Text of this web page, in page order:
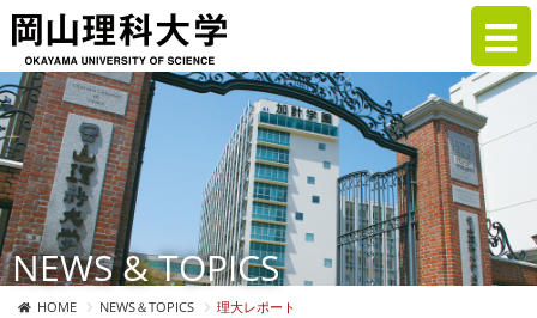
NEWS & TOPICS
HOME NEWS＆TOPICS 理大レポート